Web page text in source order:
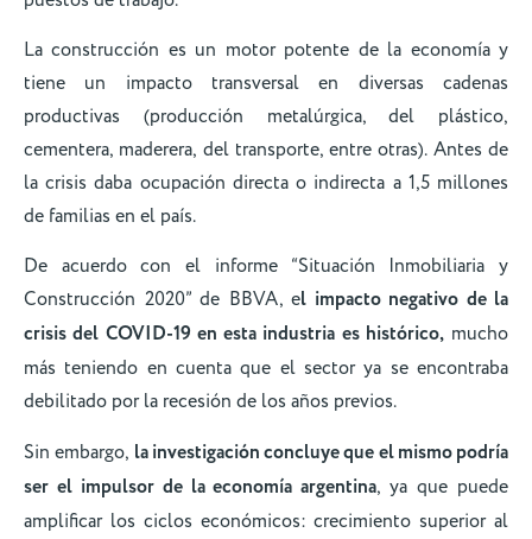
La construcción es un motor potente de la economía y
tiene un impacto transversal en diversas cadenas
productivas (producción metalúrgica, del plástico,
cementera, maderera, del transporte, entre otras). Antes de
la crisis daba ocupación directa o indirecta a 1,5 millones
de familias en el país.
De acuerdo con el informe “Situación Inmobiliaria y
Construcción 2020” de BBVA, el impacto negativo de la
crisis del COVID-19 en esta industria es histórico,mucho
más teniendo en cuenta que el sector ya se encontraba
debilitado por la recesión de los años previos.
Sin embargo, la investigación concluye que el mismo podría
ser el impulsor de la economía argentina, ya que puede
amplificar los ciclos económicos: crecimiento superior al